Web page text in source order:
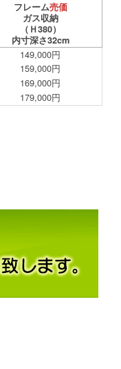
フレーム売価
ガス収納
（Ｈ380）
内寸深さ32cm
149,000円
159,000円
169,000円
179,000円